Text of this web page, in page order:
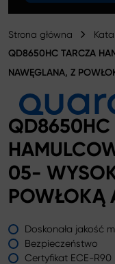
Strona główna
QD8650HC TARCZA
NAWĘGLANA, Z
QD8650HC
05-
POWŁOKĄ
Doskonała jakość
Bezpieczeństwo
Certyfikat ECE-R90